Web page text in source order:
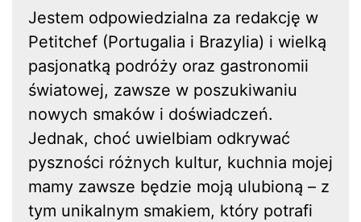
Jestem odpowiedzialna za redakcję w
Petitchef (Portugalia i Brazylia) i wielką
pasjonatką podróży oraz gastronomii
światowej, zawsze w poszukiwaniu
nowych smaków i doświadczeń.
Jednak, choć uwielbiam odkrywać
pyszności różnych kultur, kuchnia mojej
mamy zawsze będzie moją ulubioną – z
tym unikalnym smakiem, który potrafi